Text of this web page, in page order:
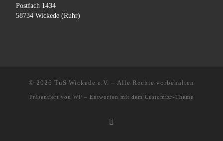
Postfach 1434
58734 Wickede (Ruhr)
© 2026 TuS Wickede e.V. – Alle Rechte vorbehalten
Präsentiert von WP – Entworfen mit dem Customizr-Theme